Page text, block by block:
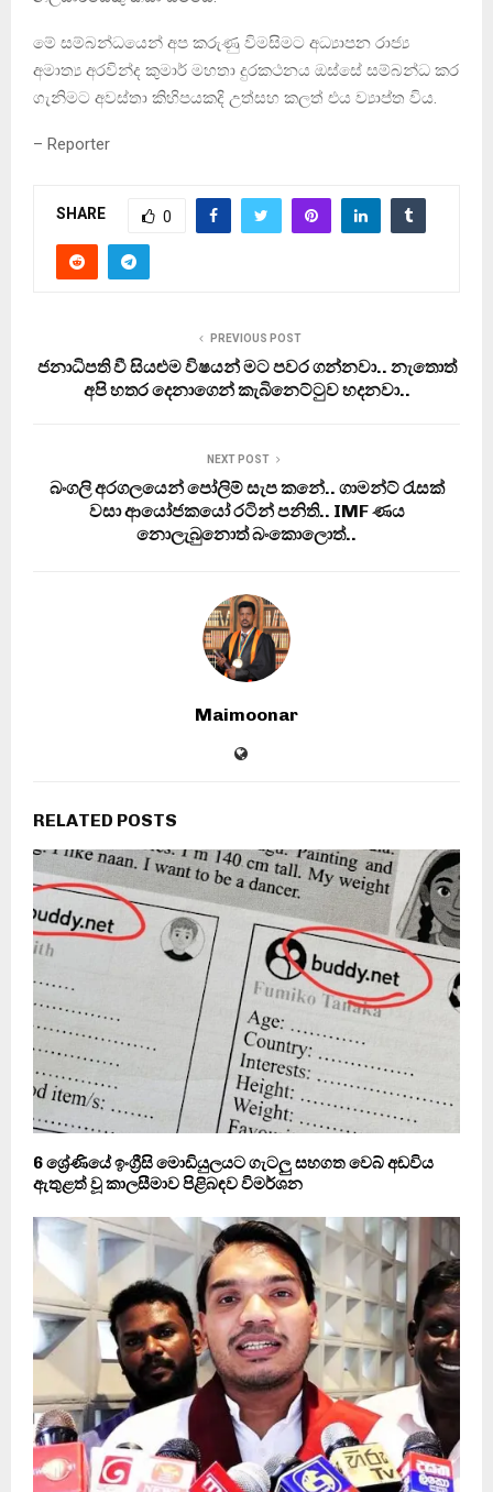
මේ සම්බන්ධයෙන් අප කරුණු විමසිමට අධ්‍යාපන රාජ්‍ය
අමාත්‍ය අරවින්ද කුමාර් මහතා දුරකථනය ඔස්සේ සම්බන්ධ කර
ගැනිමට අවස්තා කිහිපයකදි උත්සහ කලත් එය ව්‍යාප්ත විය.
– Reporter
SHARE 0
PREVIOUS POST
ජනාධිපති වී සියළුම විෂයන් මට පවර ගන්නවා.. නැතොත්
අපි හතර දෙනාගෙන් කැබිනෙට්ටුව හදනවා..
NEXT POST
බංගලි අරගලයෙන් පෝලිම් සැප කනේ.. ගාමන්ට් රැසක්
වසා ආයෝජකයෝ රටින් පනිති.. IMF ණය
නොලැබුනොත් බංකොලොත්..
Maimoonar
RELATED POSTS
6 ශ්‍රේණියේ ඉංග්‍රීසි මොඩියුලයට ගැටලු සහගත වෙබ් අඩවිය
ඇතුළත් වූ කාලසීමාව පිළිබඳව විමර්ශන